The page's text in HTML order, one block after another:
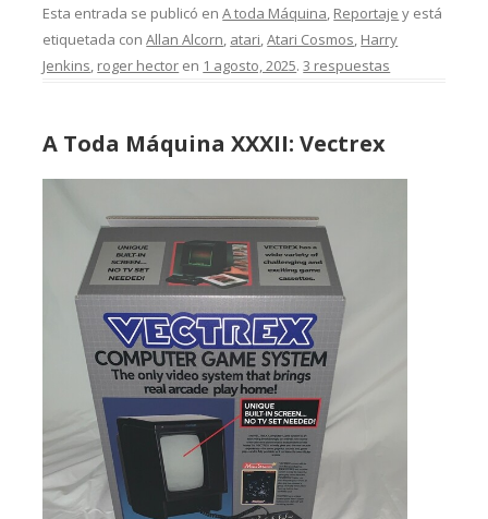
Esta entrada se publicó enA toda Máquina, Reportaje y está
etiquetada conAllan Alcorn, atari,Atari Cosmos, Harry
Jenkins, roger hector en 1 agosto, 2025.3 respuestas
A Toda Máquina XXXII: Vectrex